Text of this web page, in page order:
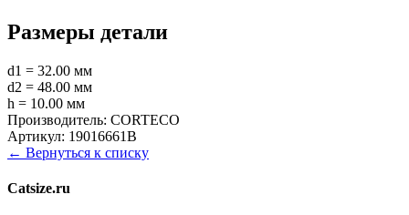
Размеры детали
d1 = 32.00 мм
d2 = 48.00 мм
h = 10.00 мм
Производитель: CORTECO
Артикул: 19016661B
← Вернуться к списку
Catsize.ru